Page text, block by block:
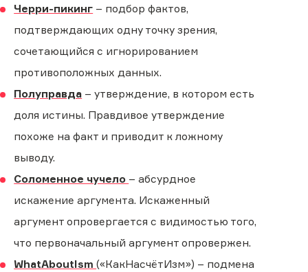
Черри-пикинг – подбор фактов,
подтверждающих одну точку зрения,
сочетающийся с игнорированием
противоположных данных.
Полуправда – утверждение, в котором есть
доля истины. Правдивое утверждение
похоже на факт и приводит к ложному
выводу.
Соломенное чучело – абсурдное
искажение аргумента. Искаженный
аргумент опровергается с видимостью того,
что первоначальный аргумент опровержен.
WhatAboutIsm(«КакНасчётИзм») – подмена